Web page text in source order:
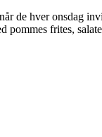
de hver onsdag
pommes frites,